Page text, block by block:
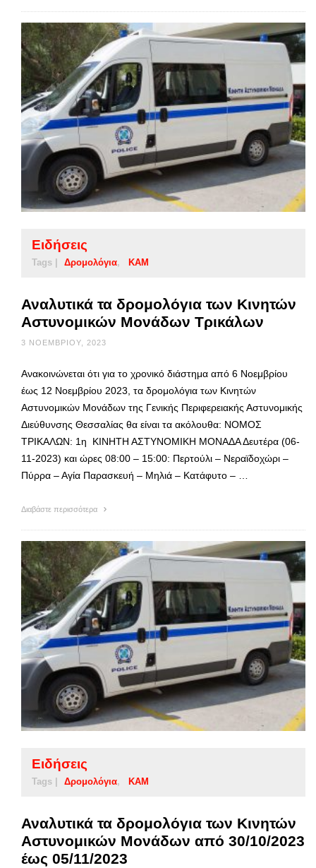
Ειδήσεις
Tags | Δρομολόγια ΚΑΜ
Αναλυτικά τα δρομολόγια των Κινητών
Αστυνομικών Μονάδων Τρικάλων
3 ΝΟΕΜΒΡΊΟΥ, 2023
Ανακοινώνεται ότι για το χρονικό διάστημα από 6 Νοεμβρίου
έως 12 Νοεμβρίου 2023, τα δρομολόγια των Κινητών
Αστυνομικών Μονάδων της Γενικής Περιφερειακής Αστυνομικής
Διεύθυνσης Θεσσαλίας θα είναι τα ακόλουθα: ΝΟΜΟΣ
ΤΡΙΚΑΛΩΝ: 1η ΚΙΝΗΤΗ ΑΣΤΥΝΟΜΙΚΗ ΜΟΝΑΔΑ Δευτέρα (06-
11-2023) και ώρες 08:00 – 15:00: Περτούλι – Νεραϊδοχώρι –
Πύρρα – Αγία Παρασκευή – Μηλιά – Κατάφυτο – …
Διαβάστε περισσότερα
Ειδήσεις
Tags | Δρομολόγια ΚΑΜ
Αναλυτικά τα δρομολόγια των Κινητών
Αστυνομικών Μονάδων από 30/10/2023
έως 05/11/2023